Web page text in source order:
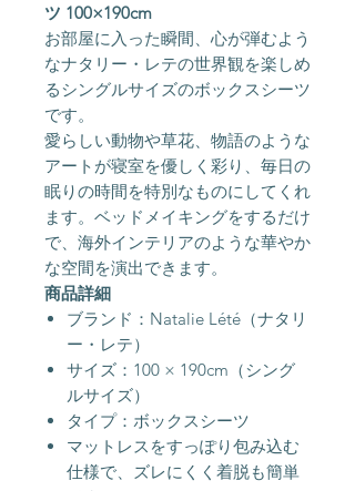
ツ 100×190cm
お部屋に入った瞬間、心が弾むよう
なナタリー・レテの世界観を楽しめ
るシングルサイズのボックスシーツ
です。
愛らしい動物や草花、物語のような
アートが寝室を優しく彩り、毎日の
眠りの時間を特別なものにしてくれ
ます。ベッドメイキングをするだけ
で、海外インテリアのような華やか
な空間を演出できます。
商品詳細
ブランド：Natalie Lété（ナタリ
ー・レテ）
サイズ：100 × 190cm（シング
ルサイズ）
タイプ：ボックスシーツ
マットレスをすっぽり包み込む
仕様で、ズレにくく着脱も簡単